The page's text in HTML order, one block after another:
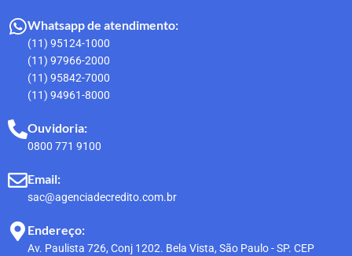
Whatsapp de atendimento:
(11) 95124-1000
(11) 97966-2000
(11) 95842-7000
(11) 94961-8000
Ouvidoria:
0800 771 9100
Email:
sac@agenciadecredito.com.br
Endereço:
Av. Paulista 726, Conj 1202. Bela Vista, São Paulo - SP. CEP